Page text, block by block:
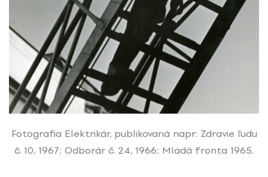
Fotografia Elektrikár, publikovaná napr: Zdravie ľudu
č. 10, 1967; Odborár č. 24, 1966; Mladá fronta 1965.